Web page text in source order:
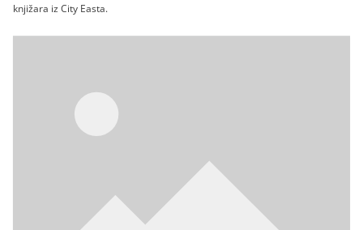
knjižara iz City Easta.